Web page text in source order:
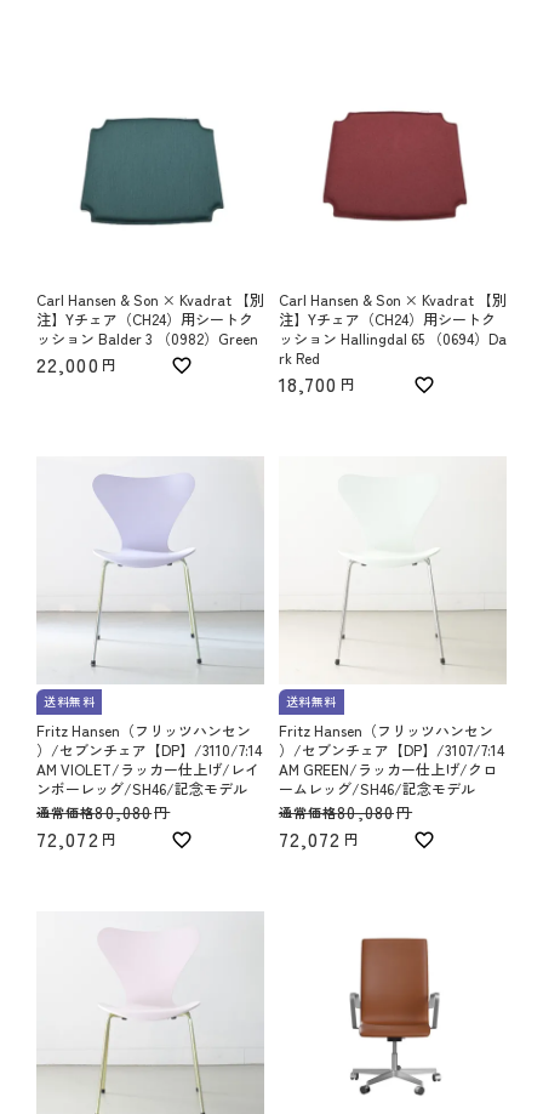
Carl Hansen & Son × Kvadrat 【別
注】Yチェア（CH24）用シートク
ッション Balder 3 （0982）Green
22,000
Carl Hansen & Son × Kvadrat 【別
注】Yチェア（CH24）用シートク
ッション Hallingdal 65 （0694）Da
rk Red
18,700
送料無料
Fritz Hansen（フリッツハンセン
）/セブンチェア【DP】/3110/7:14
AM VIOLET/ラッカー仕上げ/レイ
ンボーレッグ/SH46/記念モデル
通常価格80,080
72,072
送料無料
Fritz Hansen（フリッツハンセン
）/セブンチェア【DP】/3107/7:14
AM GREEN/ラッカー仕上げ/クロ
ームレッグ/SH46/記念モデル
通常価格80,080
72,072